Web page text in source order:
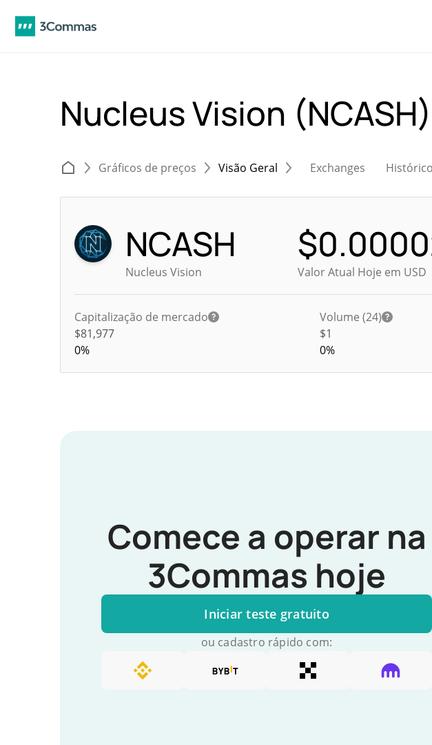
Nucleus Vision (NCASH)
Gráficos de preços Visão Geral Exchanges Histórico
NCASH
Nucleus Vision
$
Valor Atual Hoje em USD
Capitalização de mercado
$81,977
0%
Volume (24)
$1
0%
Comece a operar na
3Commas hoje
Iniciar teste gratuito
ou cadastro rápido com: